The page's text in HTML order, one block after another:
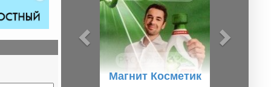
Магнит Косметик